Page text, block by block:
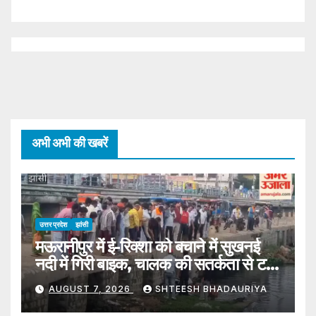
अभी अभी की खबरें
उत्तर प्रदेश झांसी
मऊरानीपुर में ई-रिक्शा को बचाने में सुखनई
नदी में गिरी बाइक, चालक की सतर्कता से टला
बड़ा हादसा
AUGUST 7, 2026 SHTEESH BHADAURIYA